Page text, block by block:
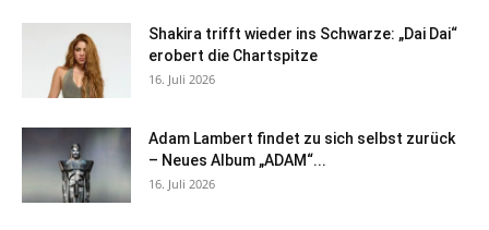
Shakira trifft wieder ins Schwarze: „Dai Dai“
erobert die Chartspitze
16. Juli 2026
Adam Lambert findet zu sich selbst zurück
– Neues Album „ADAM“...
16. Juli 2026